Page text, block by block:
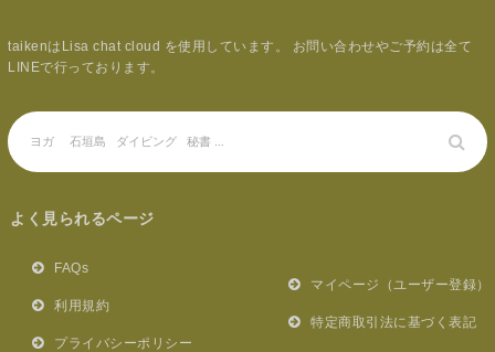
taikenはLisa chat cloud を使用しています。 お問い合わせやご予約は全て
LINEで行っております。
よく見られるページ
FAQs
利用規約
プライバシーポリシー
マイページ（ユーザー登録）
特定商取引法に基づく表記